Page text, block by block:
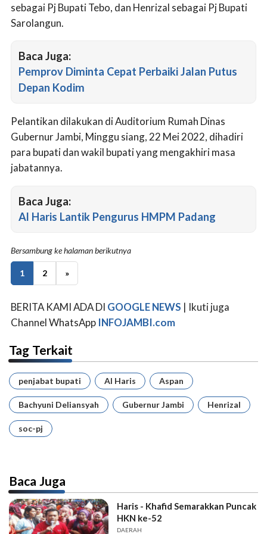
sebagai Pj Bupati Tebo, dan Henrizal sebagai Pj Bupati
Sarolangun.
Baca Juga:
Pemprov Diminta Cepat Perbaiki Jalan Putus
Depan Kodim
Pelantikan dilakukan di Auditorium Rumah Dinas
Gubernur Jambi, Minggu siang, 22 Mei 2022, dihadiri
para bupati dan wakil bupati yang mengakhiri masa
jabatannya.
Baca Juga:
Al Haris Lantik Pengurus HMPM Padang
Bersambung ke halaman berikutnya
1 2 »
BERITA KAMI ADA DI GOOGLE NEWS | Ikuti juga
Channel WhatsApp INFOJAMBI.com
Tag Terkait
penjabat bupati Al Haris Aspan
Bachyuni Deliansyah Gubernur Jambi Henrizal
soc-pj
Baca Juga
Haris - Khafid Semarakkan Puncak
HKN ke-52
DAERAH